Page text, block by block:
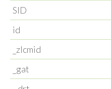
SID
id
_zlcmid
_gat